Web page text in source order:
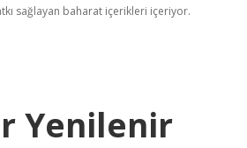
sağlayan baharat içerikleri içeriyor.
Yenilenir